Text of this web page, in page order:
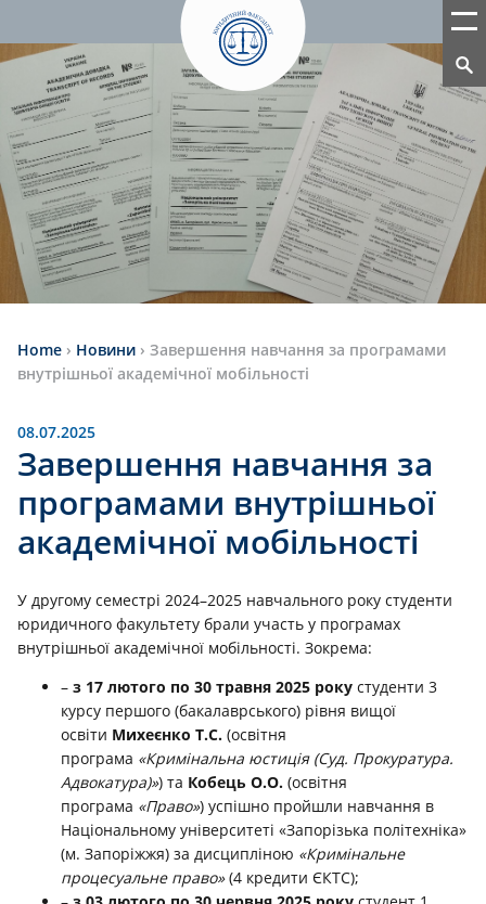
Home › Новини › Завершення навчання за програмами
внутрішньої академічної мобільності
08.07.2025
Завершення навчання за
програмами внутрішньої
академічної мобільності
У другому семестрі 2024–2025 навчального року студенти
юридичного факультету брали участь у програмах
внутрішньої академічної мобільності. Зокрема:
– з 17 лютого по 30 травня 2025 року студенти 3
курсу першого (бакалаврського) рівня вищої
освіти Михеєнко Т.С. (освітня
програма «Кримінальна юстиція (Суд. Прокуратура.
Адвокатура)») та Кобець О.О. (освітня
програма «Право») успішно пройшли навчання в
Національному університеті «Запорізька політехніка»
(м. Запоріжжя) за дисципліною «Кримінальне
процесуальне право»(4 кредити ЄКТС);